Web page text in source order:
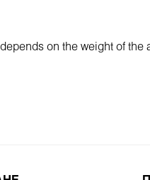
on the weight of